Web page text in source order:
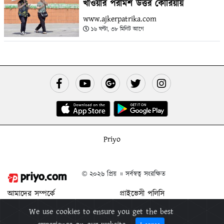
খাওয়ার পরামর্শ উত্তর কোরিয়ায়
www.ajkerpatrika.com
১৬ ঘণ্টা, ৩৮ মিনিট আগে
Priyo
© ২০২৬ প্রিয় ॥ সর্বস্বত্ব সংরক্ষিত
আমাদের সম্পর্কে
বিজ্ঞাপন দিন
প্রাইভেসী পলিসি
শর্ত ও নিয়মাবলী
প্রিয় মুক্তিপিন
We use cookies to ensure you get the best